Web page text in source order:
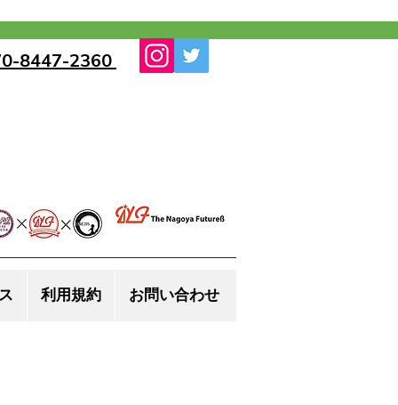
8447-2360
利用規約 お問い合わせ